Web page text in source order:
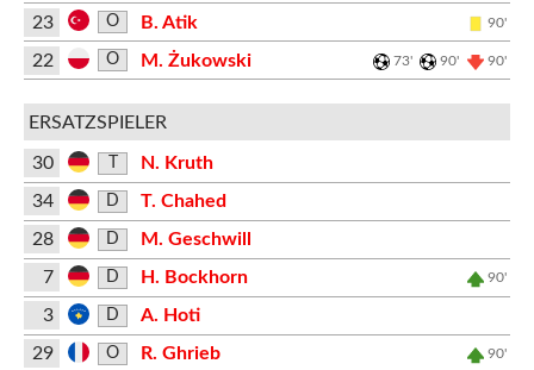
23 O B. Atik 90'
22 O M. Żukowski 73' 90' 90'
ERSATZSPIELER
30
N. Kruth
34
D
T. Chahed
28
D
M. Geschwill
7
D H. Bockhorn 90'
3 D
A. Hoti
29
O R. Ghrieb 90'